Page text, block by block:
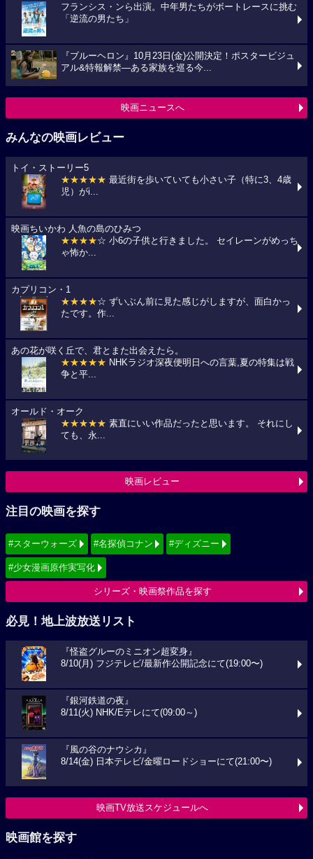
フランシス・ンら出演。中年男たちがボートレースに挑む
「逆流の男たち」
『ブルーヘロン』10月23日(金)公開決定！ポスタービジュ
アル&特報解禁―ある家族を巡る今...
映画ニュースへ
みんなの映画レビュー
トイ・ストーリー5
★★★★★ 最近街を歩いていても小さい子（特に3、4歳
児）がi...
映画ちいかわ 人魚の島のひみつ
★★★★☆ 小6の子供と行きました。 セイレーンがめっち
ゃ怖か...
カプリコン・1
★★★★☆ ずいぶん前に見た感じがしますが、面白かっ
たです。作...
あの花が咲く丘で、君とまた出会えたら。
★★★★★ NHKラジオ深夜便明日への言葉,夏の特集は戦
争と平...
オールド・オーク
★★★★★ 素直にいい作品だったと思います。 それにし
ても、永...
映画レビュー
注目の映画を探す
#スターウォーズ #名探偵コナン #ディズニー
#少女漫画原作実写化
シリーズ・映画祭作品を探す
必見！地上波放送リスト
『怪盗グルーのミニオン超変身』
8/10(月) フジテレビ/最新作公開記念にて(19:00〜)
『銀河鉄道の夜』
8/11(火) NHK/Eテレにて(09:00～)
『風の谷のナウシカ』
8/14(金) 日本テレビ/金曜ロードショーにて(21:00〜)
映画TV放送スケジュールへ
映画館を探す